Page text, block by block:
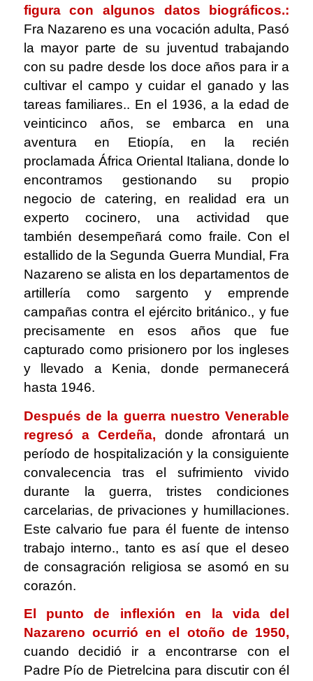
figura con algunos datos biográficos.:
Fra Nazareno es una vocación adulta, Pasó
la mayor parte de su juventud trabajando
con su padre desde los doce años para ir a
cultivar el campo y cuidar el ganado y las
tareas familiares.. En el 1936, a la edad de
veinticinco años, se embarca en una
aventura en Etiopía, en la recién
proclamada África Oriental Italiana, donde lo
encontramos gestionando su propio
negocio de catering, en realidad era un
experto cocinero, una actividad que
también desempeñará como fraile. Con el
estallido de la Segunda Guerra Mundial, Fra
Nazareno se alista en los departamentos de
artillería como sargento y emprende
campañas contra el ejército británico., y fue
precisamente en esos años que fue
capturado como prisionero por los ingleses
y llevado a Kenia, donde permanecerá
hasta 1946.
Después de la guerra nuestro Venerable
regresó a Cerdeña, donde afrontará un
período de hospitalización y la consiguiente
convalecencia tras el sufrimiento vivido
durante la guerra, tristes condiciones
carcelarias, de privaciones y humillaciones.
Este calvario fue para él fuente de intenso
trabajo interno., tanto es así que el deseo
de consagración religiosa se asomó en su
corazón.
El punto de inflexión en la vida del
Nazareno ocurrió en el otoño de 1950,
cuando decidió ir a encontrarse con el
Padre Pío de Pietrelcina para discutir con él